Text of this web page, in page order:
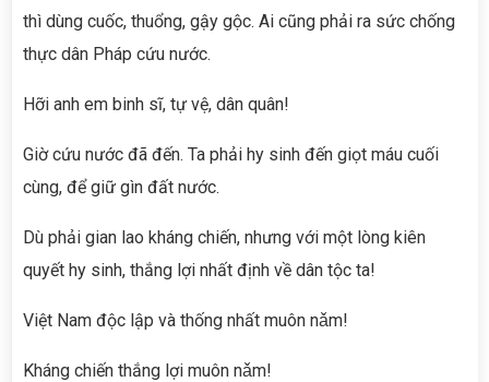
thì dùng cuốc, thuổng, gậy gộc. Ai cũng phải ra sức chống
thực dân Pháp cứu nước.
Hỡi anh em binh sĩ, tự vệ, dân quân!
Giờ cứu nước đã đến. Ta phải hy sinh đến giọt máu cuối
cùng, để giữ gìn đất nước.
Dù phải gian lao kháng chiến, nhưng với một lòng kiên
quyết hy sinh, thắng lợi nhất định về dân tộc ta!
Việt Nam độc lập và thống nhất muôn nǎm!
Kháng chiến thắng lợi muôn nǎm!